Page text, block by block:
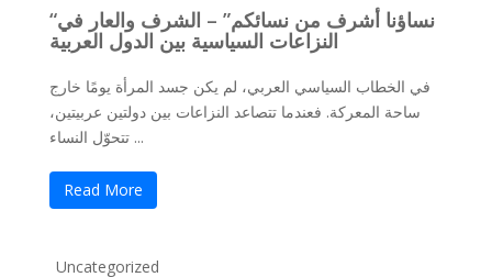
“نساؤنا أشرف من نسائكم” – الشرف والعار في
النزاعات السياسية بين الدول العربية
في الخطاب السياسي العربي، لم يكن جسد المرأة يومًا خارج
ساحة المعركة. فعندما تتصاعد النزاعات بين دولتين عربيتين،
تتحوّل النساء ...
Read More
Uncategorized